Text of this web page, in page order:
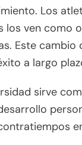
la
resiliencia y
la
adaptarse
habilidades
los atletas
Esta